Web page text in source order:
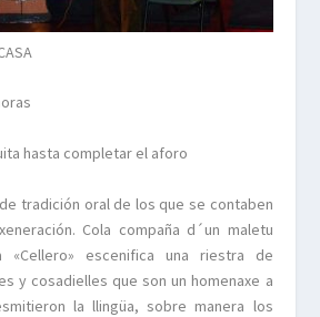
hasta completar el aforo
tradición oral de los que se contaben
Cola compaña d´un maletu
«Cellero» escenifica una riestra de
y cosadielles que son un homenaxe a
la llingüa, sobre manera los